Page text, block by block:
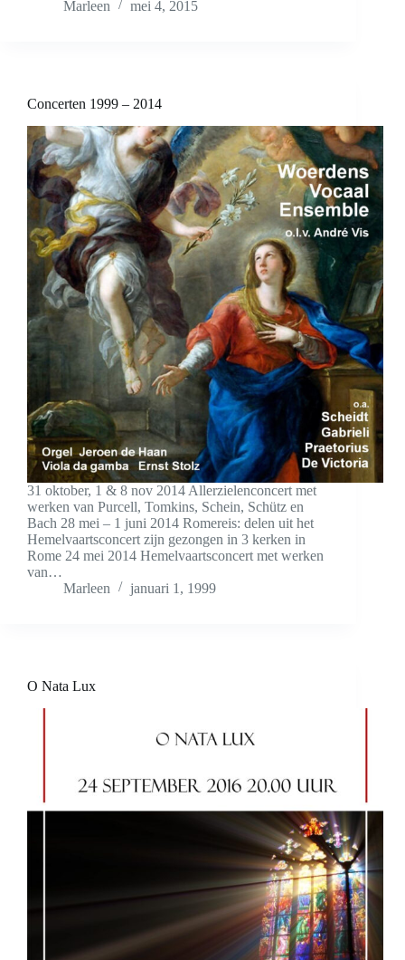
Marleen mei 4, 2015
Concerten 1999 – 2014
31 oktober, 1 & 8 nov 2014 Allerzielenconcert met
werken van Purcell, Tomkins, Schein, Schütz en
Bach 28 mei – 1 juni 2014 Romereis: delen uit het
Hemelvaartsconcert zijn gezongen in 3 kerken in
Rome 24 mei 2014 Hemelvaartsconcert met werken
van…
Marleen
januari 1, 1999
O Nata Lux